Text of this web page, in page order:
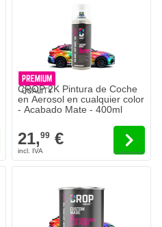
CROP 2K Pintura de Coche
en Aerosol en cualquier color
- Acabado Mate - 400ml
21,99 €